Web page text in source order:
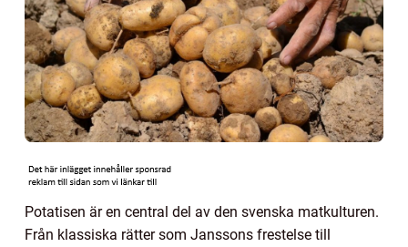
Potatisen är en central del av den svenska matkulturen.
Från klassiska rätter som Janssons frestelse till